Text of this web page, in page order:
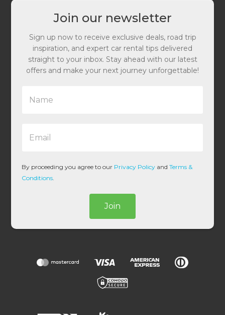
Join our newsletter
Sign up now to receive exclusive deals, road trip
inspiration, and expert car rental tips delivered
straight to your inbox. Stay ahead with our latest
offers and make your next journey unforgettable!
l
*
By proceeding you agree to our Privacy Policy andTerms &
Conditions.
Join